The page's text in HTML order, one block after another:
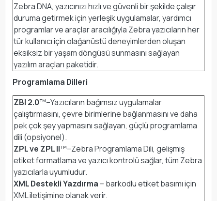
Zebra DNA, yazıcınızı hızlı ve güvenli bir şekilde çalışır
duruma getirmek için yerleşik uygulamalar, yardımcı
programlar ve araçlar aracılığıyla Zebra yazıcıların her
tür kullanıcı için olağanüstü deneyimlerden oluşan
eksiksiz bir yaşam döngüsü sunmasını sağlayan
yazılım araçları paketidir.
Programlama Dilleri
ZBI 2.0™–Yazıcıların bağımsız uygulamalar
çalıştırmasını, çevre birimlerine bağlanmasını ve daha
pek çok şey yapmasını sağlayan, güçlü programlama
dili (opsiyonel).
ZPL ve ZPL II™–Zebra Programlama Dili, gelişmiş
etiket formatlama ve yazıcı kontrolü sağlar, tüm Zebra
yazıcılarla uyumludur.
XML Destekli Yazdırma – barkodlu etiket basımı için
XML iletişimine olanak verir.